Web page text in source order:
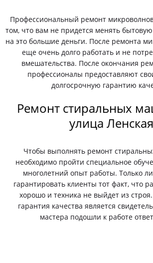
Профессиональный ремонт
том, что вам не придется менять
на это большие деньги. После ремонта
еще очень долго работать и не
вмешательства. После окончания
профессионалы предоставляют
долгосрочную гарантию
Ремонт стиральных
улица Ленская
Чтобы выполнять ремонт
необходимо пройти специальное
многолетний опыт работы. Только
гарантировать клиенты тот факт, что
хорошо и техника не выйдет из
гарантия качества является
мастера подошли к работе